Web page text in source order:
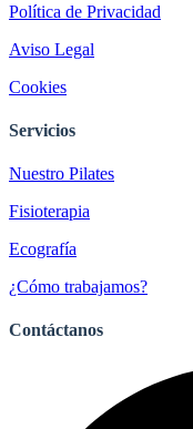
Política de Privacidad
Aviso Legal
Cookies
Servicios
Nuestro Pilates
Fisioterapia
Ecografía
¿Cómo trabajamos?
Contáctanos